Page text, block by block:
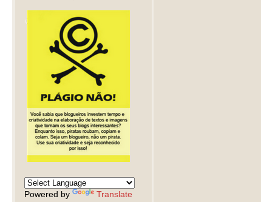
Powered by Translate